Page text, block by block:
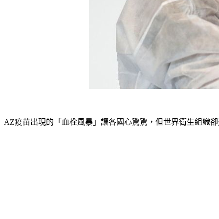
AZ疫苗出現的「血栓風暴」讓各國心驚驚，但世界衛生組織